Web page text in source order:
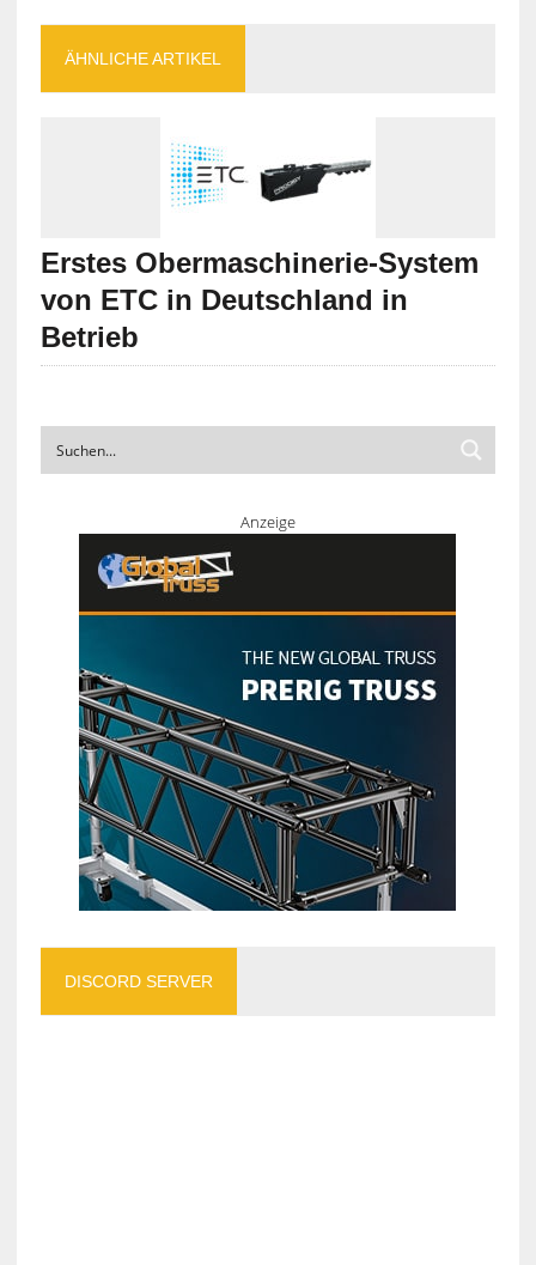
ÄHNLICHE ARTIKEL
Erstes Obermaschinerie-System
von ETC in Deutschland in
Betrieb
Anzeige
DISCORD SERVER